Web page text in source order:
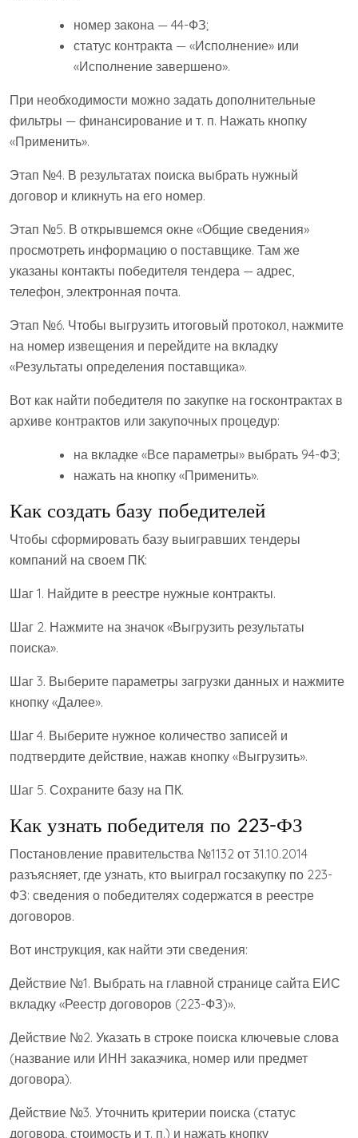
номер закона — 44-ФЗ;
статус контракта — «Исполнение» или
«Исполнение завершено».
При необходимости можно задать дополнительные
фильтры — финансирование и т. п. Нажать кнопку
«Применить».
Этап №4. В результатах поиска выбрать нужный
договор и кликнуть на его номер.
Этап №5. В открывшемся окне «Общие сведения»
просмотреть информацию о поставщике. Там же
указаны контакты победителя тендера — адрес,
телефон, электронная почта.
Этап №6. Чтобы выгрузить итоговый протокол, нажмите
на номер извещения и перейдите на вкладку
«Результаты определения поставщика».
Вот как найти победителя по закупке на госконтрактах в
архиве контрактов или закупочных процедур:
на вкладке «Все параметры» выбрать 94-ФЗ;
нажать на кнопку «Применить».
Как создать базу победителей
Чтобы сформировать базу выигравших тендеры
компаний на своем ПК:
Шаг 1. Найдите в реестре нужные контракты.
Шаг 2. Нажмите на значок «Выгрузить результаты
поиска».
Шаг 3. Выберите параметры загрузки данных и нажмите
кнопку «Далее».
Шаг 4. Выберите нужное количество записей и
подтвердите действие, нажав кнопку «Выгрузить».
Шаг 5. Сохраните базу на ПК.
Как узнать победителя по 223-ФЗ
Постановление правительства №1132 от 31.10.2014
разъясняет, где узнать, кто выиграл госзакупку по 223-
ФЗ: сведения о победителях содержатся в реестре
договоров.
Вот инструкция, как найти эти сведения:
Действие №1. Выбрать на главной странице сайта ЕИС
вкладку «Реестр договоров (223-ФЗ)».
Действие №2. Указать в строке поиска ключевые слова
(название или ИНН заказчика, номер или предмет
договора).
Действие №3. Уточнить критерии поиска (статус
договора, стоимость и т. п.) и нажать кнопку